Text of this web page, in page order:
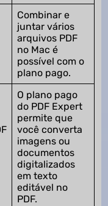
Combinar e
juntar vários
arquivos PDF
no Mac é
possível com o
plano pago.
O plano pago
do PDF Expert
permite que
você converta
imagens ou
documentos
digitalizados
em texto
editável no
PDF.